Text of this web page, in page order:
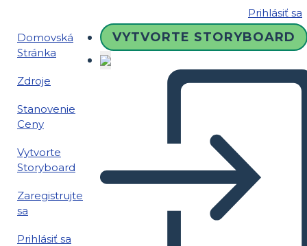
Prihlásiť sa
Domovská
Stránka
Zdroje
Stanovenie
Ceny
Vytvorte
Storyboard
Zaregistrujte
sa
Prihlásiť sa
VYTVORTE STORYBOARD